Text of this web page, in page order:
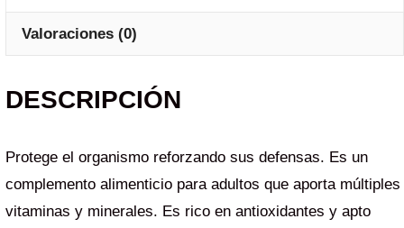
Valoraciones (0)
DESCRIPCIÓN
Protege el organismo reforzando sus defensas. Es un
complemento alimenticio para adultos que aporta múltiples
vitaminas y minerales. Es rico en antioxidantes y apto